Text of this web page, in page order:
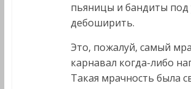
пьяницы и бандиты
дебоширить.
Это, пожалуй, самый
карнавал когда-либо
Такая мрачность была